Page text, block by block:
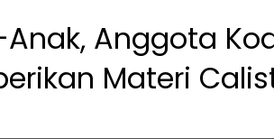
Anggota
Materi